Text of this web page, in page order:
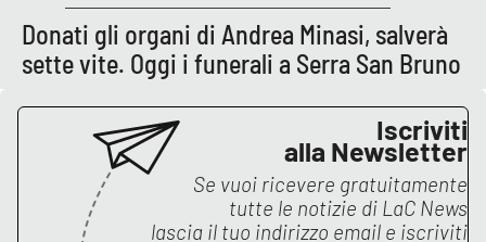
PROGETTI
SPECIALI
Buona Sanità Calabria
CALABRIAVISIONE
Destinazioni
Donati gli organi di Andrea Minasi, salverà
sette vite. Oggi i funerali a Serra San Bruno
Iscriviti
alla Newsletter
Se vuoi ricevere gratuitamente
tutte le notizie di LaC News
lascia il tuo indirizzo email e iscriviti